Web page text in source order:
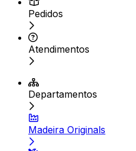
Pedidos
Atendimentos
Departamentos
Madeira Originals